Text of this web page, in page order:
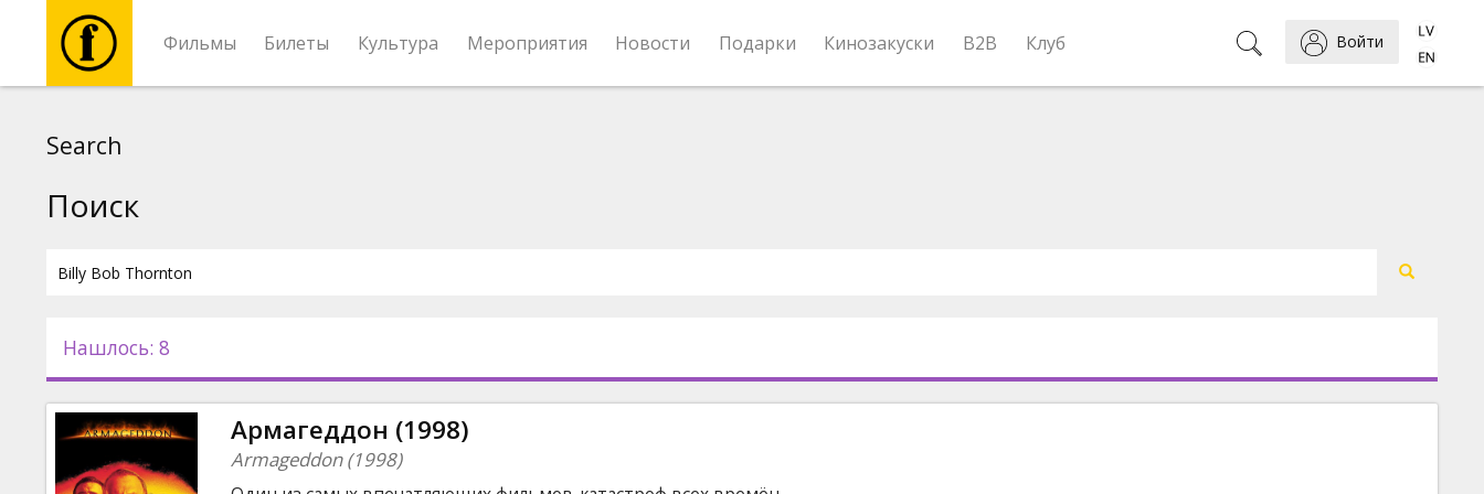
Фильмы Билеты Культура Мероприятия Новости Подарки Кинозакуски B2B Клуб Войти
Новости
Подарки
Search
Поиск
Нашлось: 8
Армагеддон (1998)
Armageddon (1998)